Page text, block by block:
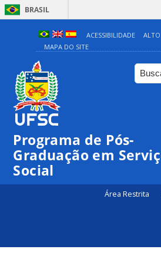
BRASIL
ACESSIBILIDADE
MAPA DO SITE
Programa de Pós-
Graduação em
Social
Área Restrita